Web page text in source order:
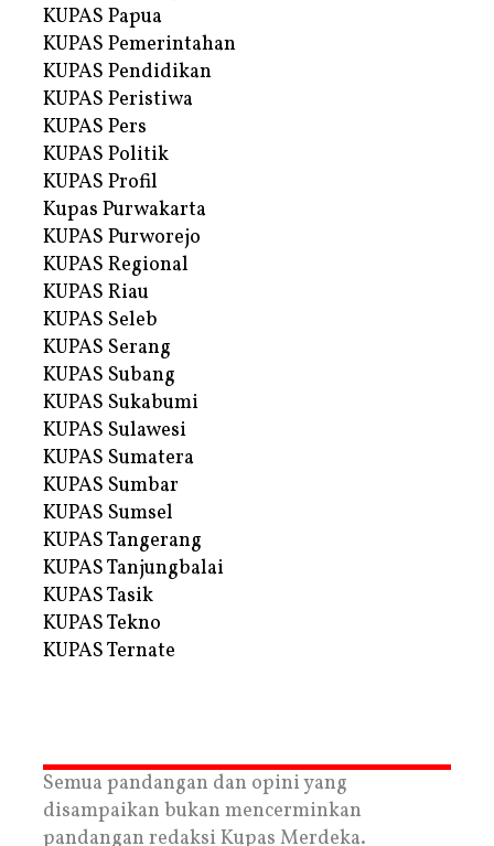
KUPAS Papua
KUPAS Pemerintahan
KUPAS Pendidikan
KUPAS Peristiwa
KUPAS Pers
KUPAS Politik
KUPAS Profil
Kupas Purwakarta
KUPAS Purworejo
KUPAS Regional
KUPAS Riau
KUPAS Seleb
KUPAS Serang
KUPAS Subang
KUPAS Sukabumi
KUPAS Sulawesi
KUPAS Sumatera
KUPAS Sumbar
KUPAS Sumsel
KUPAS Tangerang
KUPAS Tanjungbalai
KUPAS Tasik
KUPAS Tekno
KUPAS Ternate
Semua pandangan dan opini yang
disampaikan bukan mencerminkan
pandangan redaksi Kupas Merdeka.